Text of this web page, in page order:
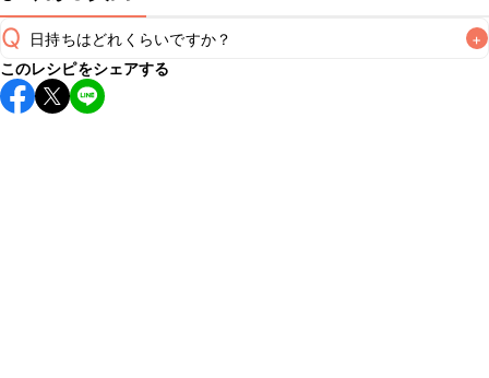
Q 日持ちはどれくらいですか？ +
こちらのレシピは出来たてをお召し上がりいただくことをお
すすめします。
このレシピをシェアする